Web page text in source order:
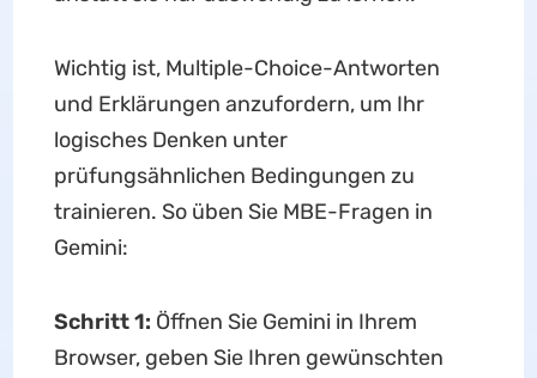
Wichtig ist, Multiple-Choice-Antworten
und Erklärungen anzufordern, um Ihr
logisches Denken unter
prüfungsähnlichen Bedingungen zu
trainieren. So üben Sie MBE-Fragen in
Gemini:
Schritt 1: Öffnen Sie Gemini in Ihrem
Browser, geben Sie Ihren gewünschten